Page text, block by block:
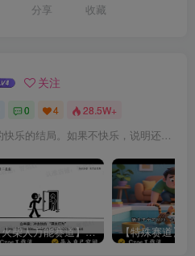
分享 收藏
关注
0 4 28.5W+
上天只会安排的快乐的结局。如果不快乐，说明还不是最后结局
【火柴人万能赛道】火柴人心理学智能文案视频丨扣子工作流智能体搭建coze工作流